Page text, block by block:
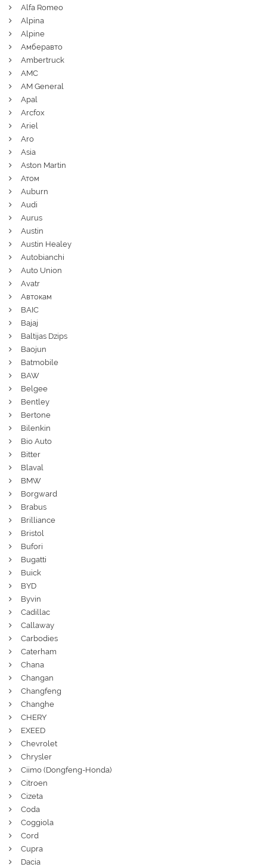
Alfa Romeo
Alpina
Alpine
Амберавто
Ambertruck
AMC
AM General
Apal
Arcfox
Ariel
Aro
Asia
Aston Martin
Атом
Auburn
Audi
Aurus
Austin
Austin Healey
Autobianchi
Auto Union
Avatr
Автокам
BAIC
Bajaj
Baltijas Dzips
Baojun
Batmobile
BAW
Belgee
Bentley
Bertone
Bilenkin
Bio Auto
Bitter
Blaval
BMW
Borgward
Brabus
Brilliance
Bristol
Bufori
Bugatti
Buick
BYD
Byvin
Cadillac
Callaway
Carbodies
Caterham
Chana
Changan
Changfeng
Changhe
CHERY
EXEED
Chevrolet
Chrysler
Ciimo (Dongfeng-Honda)
Citroen
Cizeta
Coda
Coggiola
Cord
Cupra
Dacia